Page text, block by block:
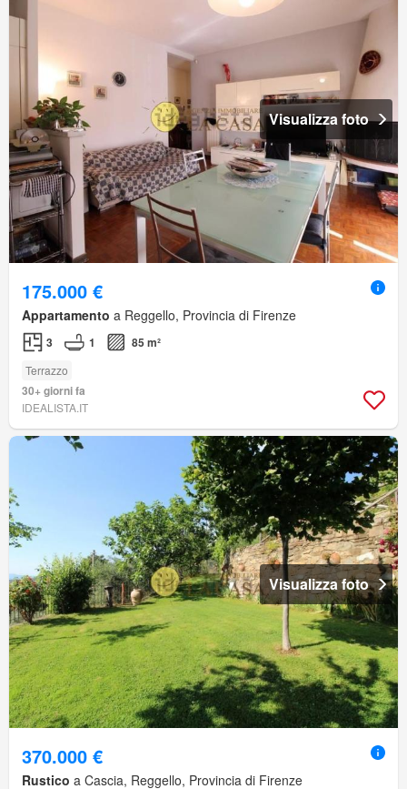
Visualizza foto
175.000 €
Appartamento a Reggello, Provincia di Firenze
3 1 85 m²
Terrazzo
30+ giorni fa
IDEALISTA.IT
Visualizza foto
370.000 €
Rustico a Cascia, Reggello, Provincia di Firenze